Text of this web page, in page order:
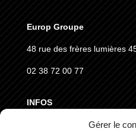
Gérer le
Europ Groupe
48 rue des frères lumières
02 38 72 00 77
INFOS